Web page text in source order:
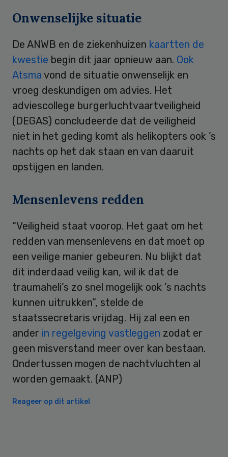
Onwenselijke situatie
De ANWB en de ziekenhuizen kaartten de
kwestie begin dit jaar opnieuw aan. Ook
Atsma vond de situatie onwenselijk en
vroeg deskundigen om advies. Het
adviescollege burgerluchtvaartveiligheid
(DEGAS) concludeerde dat de veiligheid
niet in het geding komt als helikopters ook ’s
nachts op het dak staan en van daaruit
opstijgen en landen.
Mensenlevens redden
“Veiligheid staat voorop. Het gaat om het
redden van mensenlevens en dat moet op
een veilige manier gebeuren. Nu blijkt dat
dit inderdaad veilig kan, wil ik dat de
traumaheli’s zo snel mogelijk ook ’s nachts
kunnen uitrukken”, stelde de
staatssecretaris vrijdag. Hij zal een en
ander in regelgeving vastleggen zodat er
geen misverstand meer over kan bestaan.
Ondertussen mogen de nachtvluchten al
worden gemaakt. (ANP)
Reageer op dit artikel